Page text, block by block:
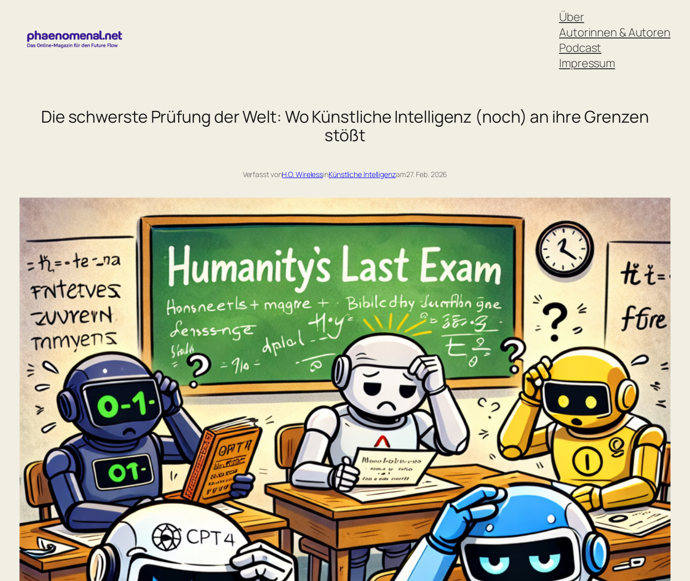
springen
Über
Autorinnen & Autoren
Podcast
Impressum
Die schwerste Prüfung der Welt: Wo Künstliche Intelligenz (noch) an ihre Grenzen
stößt
Verfasst vonH.O. WirelessinKünstliche Intelligenzam27. Feb. 2026